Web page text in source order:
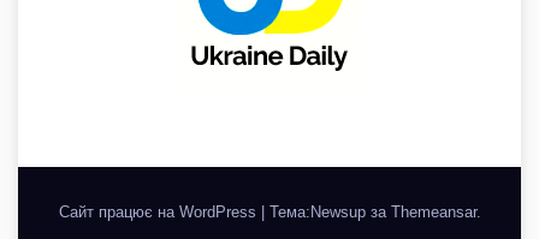
Сайт працює на WordPress Тема:Newsup за Themeansar.